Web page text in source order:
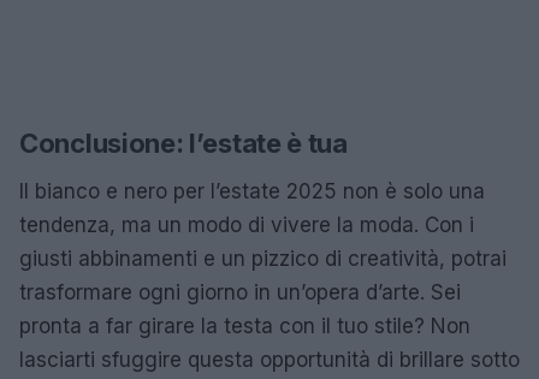
Conclusione: l’estate è tua
Il bianco e nero per l’estate 2025 non è solo una
tendenza, ma un modo di vivere la moda. Con i
giusti abbinamenti e un pizzico di creatività, potrai
trasformare ogni giorno in un’opera d’arte. Sei
pronta a far girare la testa con il tuo stile? Non
lasciarti sfuggire questa opportunità di brillare sotto